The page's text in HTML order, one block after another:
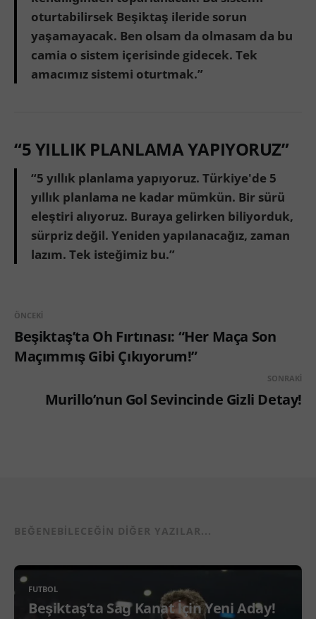
oturtabilirsek Beşiktaş ileride sorun
yaşamayacak. Ben olsam da olmasam da bu
camia o sistem içerisinde gidecek. Tek
amacımız sistemi oturtmak.”
“5 YILLIK PLANLAMA YAPIYORUZ”
“5 yıllık planlama yapıyoruz. Türkiye'de 5
yıllık planlama ne kadar mümkün. Bir sürü
eleştiri alıyoruz. Buraya gelirken biliyorduk,
sürpriz değil. Yeniden yapılanacağız, zaman
lazım. Tek isteğimiz bu.”
ÖNCEKI
Beşiktaş’ta Oh Fırtınası: “Her Maça Son
Maçımmış Gibi Çıkıyorum!”
SONRAKI
Murillo’nun Gol Sevincinde Gizli Detay!
BEĞENEBILECEĞIN DIĞER YAZILAR...
FUTBOL
Beşiktaş’ta Sağ Kanat İçin Yeni Aday!